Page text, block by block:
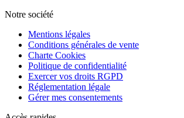
Notre société
Mentions légales
Conditions générales de vente
Charte Cookies
Politique de confidentialité
Exercer vos droits RGPD
Réglementation légale
Gérer mes consentements